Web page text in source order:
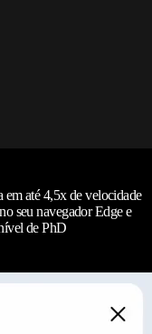
em até 4,5x de velocidade
no seu navegador Edge e
de PhD